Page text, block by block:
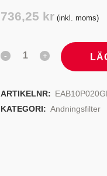
736,25 kr (inkl. moms)
ARTIKELNR:
KATEGORI: Andningsfilter